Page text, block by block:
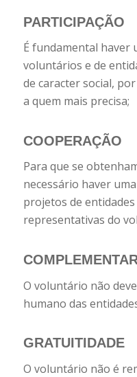
PARTICIPAÇÃO
É fundamental haver
voluntários e de
de caracter social,
a quem mais precisa;
COOPERAÇÃO
Para que se
necessário haver
projetos de
representativas do
O voluntário não
humano das
GRATUITIDADE
O voluntário não é